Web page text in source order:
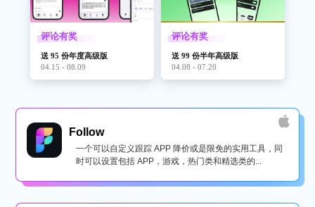
评论有奖
送 95 份年度高级版
04.15 - 08.09
评论有奖
送 99 份半年高级版
04.08 - 07.20
Follow
一个可以自定义跟踪 APP 降价或是限免的实用工具，同
时可以设置包括 APP，游戏，热门类和精选类的...